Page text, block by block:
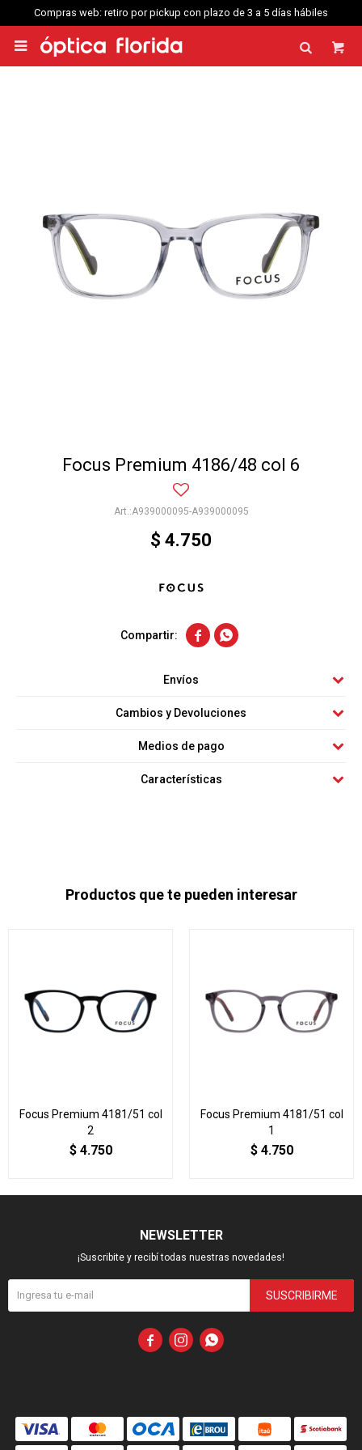
Compras web: retiro por pickup con plazo de 3 a 5 días hábiles

Focus Premium 4186/48 col 6
A939000095-A939000095
$ 4.750
 
Envíos
Cambios y Devoluciones
Medios de pago
Características
Productos que te pueden interesar
Focus Premium 4181/51 col
2
$ 4.750
Focus Premium 4181/51 col
1
$ 4.750
NEWSLETTER
¡Suscribite y recibí todas nuestras novedades!
SUSCRIBIRME
  